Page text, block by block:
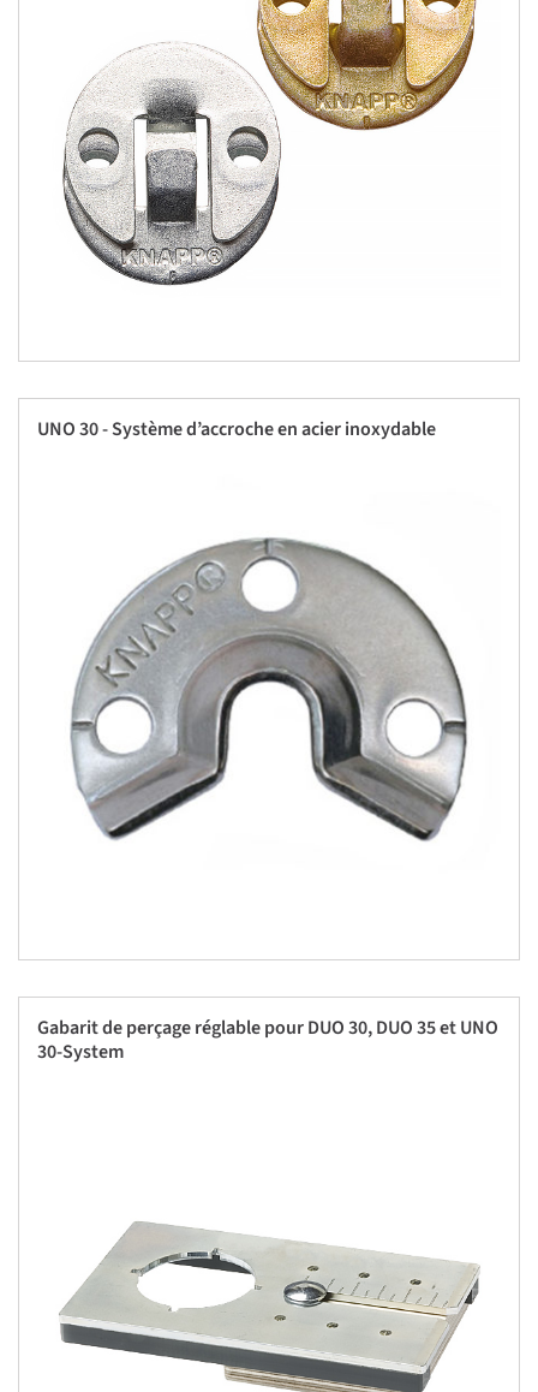
UNO 30 - Système d’accroche en acier inoxydable
Gabarit de perçage réglable pour DUO 30, DUO 35 et UNO
30-System